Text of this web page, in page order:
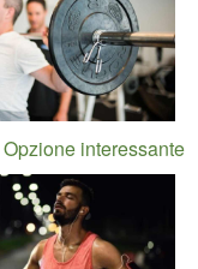
Opzione interessante